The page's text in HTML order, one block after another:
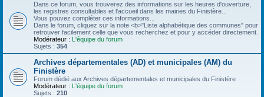
Dans ce forum, vous trouverez des informations sur les heures d'ouverture,
les registres consultables et l'accueil dans les mairies du Finistère...
Vous pouvez compléter ces informations...
Dans le forum, cliquez sur la note <b>"Liste alphabétique des communes" pour
retrouver facilement celle que vous recherchez et pour y accéder directement.
Modérateur : L'équipe du forum
Sujets : 354
Archives départementales (AD) et municipales (AM) du
Finistère
Forum dédié aux Archives départementales et municipales du Finistère
Modérateur : L'équipe du forum
Sujets : 210